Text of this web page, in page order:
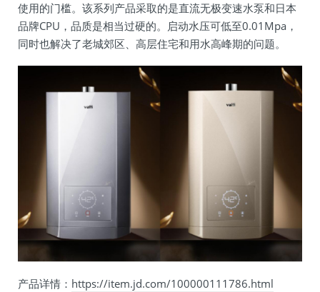
使用的门槛。该系列产品采取的是直流无极变速水泵和日本
品牌CPU，品质是相当过硬的。启动水压可低至0.01Mpa，
同时也解决了老城郊区、高层住宅和用水高峰期的问题。
产品详情： https://item.jd.com/100000111786.html